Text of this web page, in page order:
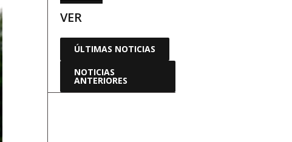
VER
ÚLTIMAS NOTICIAS
NOTICIAS
ANTERIORES